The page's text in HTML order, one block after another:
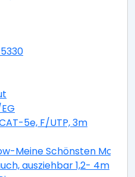
5e, F/UTP, 3m
Meine Schönsten
ausziehbar 1,2- 4m